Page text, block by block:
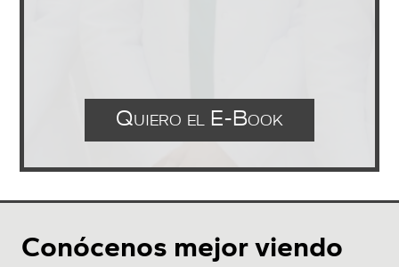
Quiero el E-Book
Conócenos mejor viendo